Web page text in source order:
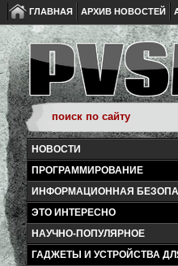
ГЛАВНАЯ АРХИВ НОВОСТЕЙ
НОВОСТИ
ПРОГРАММИРОВАНИЕ
ИНФОРМАЦИОННАЯ
ЭТО ИНТЕРЕСНО
НАУЧНО-ПОПУЛЯРНОЕ
ГАДЖЕТЫ И УСТРОЙСТВА